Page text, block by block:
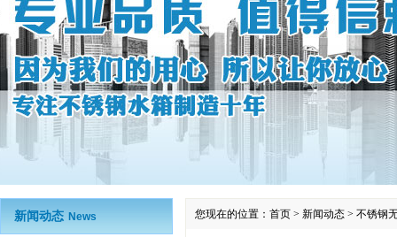
您现在的位置： 首页 > 新闻动态 > 不锈钢
新闻动态 News